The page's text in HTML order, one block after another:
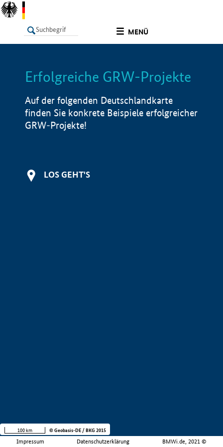
MENÜ
LISTE Info
Erfolgreiche GRW-Projekte
Auf der folgenden Deutschlandkarte
finden Sie konkrete Beispiele erfolgreicher
GRW-Projekte!
LOS GEHT'S
Impressum Datenschutzerklärung BMWi.de, 2021 ©
100 km © Geobasis-DE / BKG 2015